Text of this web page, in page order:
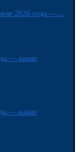
2026 года —...
— какие
— какие